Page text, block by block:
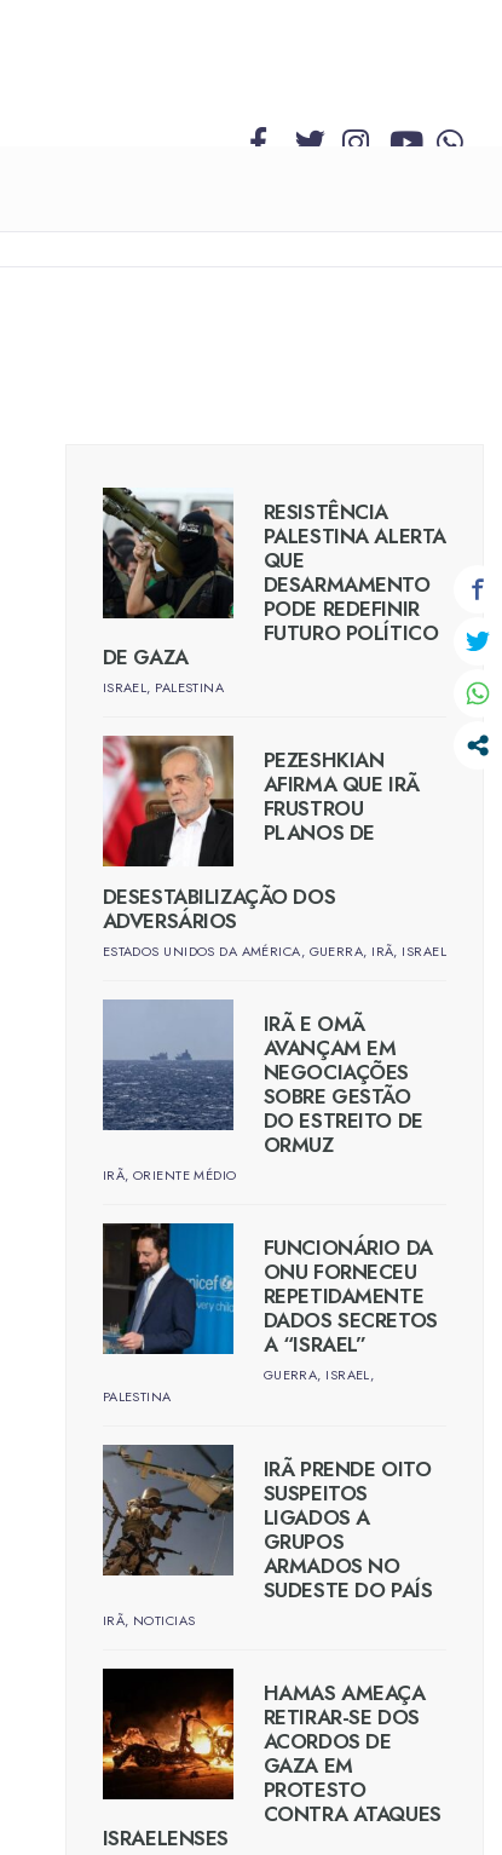
RESISTÊNCIA
PALESTINA ALERTA
QUE
DESARMAMENTO
PODE REDEFINIR
FUTURO POLÍTICO
DE GAZA
ISRAEL, PALESTINA
PEZESHKIAN
AFIRMA QUE IRÃ
FRUSTROU
PLANOS DE
DESESTABILIZAÇÃO DOS
ADVERSÁRIOS
ESTADOS UNIDOS DA AMÉRICA, GUERRA, IRÃ, ISRAEL
IRÃ E OMÃ
AVANÇAM EM
NEGOCIAÇÕES
SOBRE GESTÃO
DO ESTREITO DE
ORMUZ
IRÃ, ORIENTE MÉDIO
FUNCIONÁRIO DA
ONU FORNECEU
REPETIDAMENTE
DADOS SECRETOS
A “ISRAEL”
GUERRA, ISRAEL,
PALESTINA
IRÃ PRENDE OITO
SUSPEITOS
LIGADOS A
GRUPOS
ARMADOS NO
SUDESTE DO PAÍS
IRÃ, NOTICIAS
HAMAS AMEAÇA
RETIRAR-SE DOS
ACORDOS DE
GAZA EM
PROTESTO
CONTRA ATAQUES
ISRAELENSES